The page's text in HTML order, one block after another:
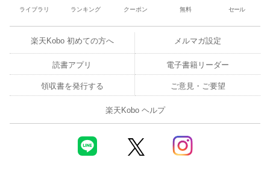
ライブラリ ランキング クーポン 無料 セール
楽天Kobo 初めての方へ メルマガ設定
読書アプリ 電子書籍リーダー
領収書を発行する ご意見・ご要望
楽天Kobo ヘルプ